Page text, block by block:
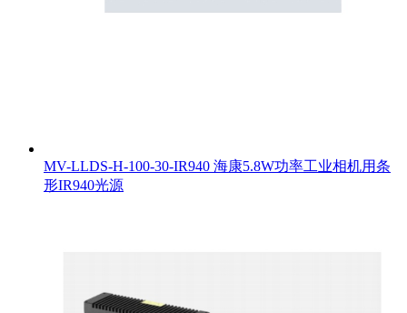
MV-LLDS-H-100-30-IR940 海康5.8W功率工业相机用条
形IR940光源